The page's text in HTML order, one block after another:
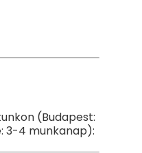
(Budapest:
3-4 munkanap):